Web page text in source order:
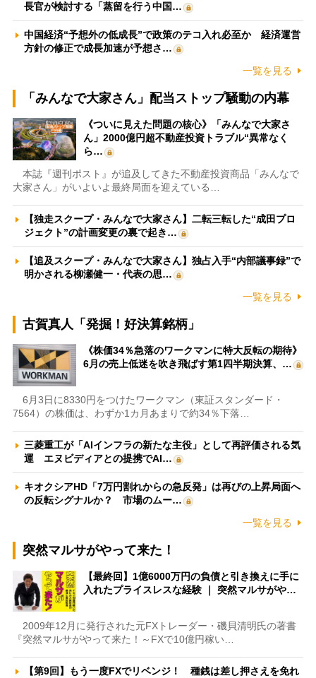
長官が検討する「蒸留を行う中国…
中国経済“予想外の低成長”で政策のテコ入れ必至か 経済運営
方針の修正で成長加速が予想さ…
一覧を見る
「みんなで大家さん」配当ストップ騒動の内幕
《ついに見えた問題の核心》「みんなで大家さ
ん」2000億円超不動産投資トラブル“異常なく
ら…
本誌『週刊ポスト』が追及してきた不動産投資商品「みんなで
大家さん」がいよいよ最終局面を迎えている…
【独走スクープ・みんなで大家さん】二転三転した“成田プロ
ジェクト”の計画変更の裏で起き…
【追及スクープ・みんなで大家さん】独占入手“内部議事録”で
明かされる柳瀬健一・代表の思…
一覧を見る
古賀真人「発掘！好決算銘柄」
《株価34％急落のワークマンに特大反転の期待》
6月の売上低迷を吹き飛ばす第1四半期決算、…
6月3日に8330円をつけたワークマン（東証スタンダード・
7564）の株価は、わずか1カ月あまりで約34％下落…
三菱重工が「AIインフラの新たな主役」として再評価される気
運 エヌビディアとの提携でAI…
キオクシアHD「7万円割れからの急反発」は再びの上昇局面へ
の反転シグナルか？ 市場のムー…
一覧を見る
突然マルサがやって来た！
【最終回】1億6000万円の負債と引き換えに手に
入れたプライスレスな経験 ｜ 突然マルサがや…
2009年12月に発行された元FXトレーダー・磯貝清明氏の著書
『突然マルサがやって来た！～FXで10億円稼い…
【第9回】もう一度FXでリベンジ！ 種銭は差し押さえを免れ